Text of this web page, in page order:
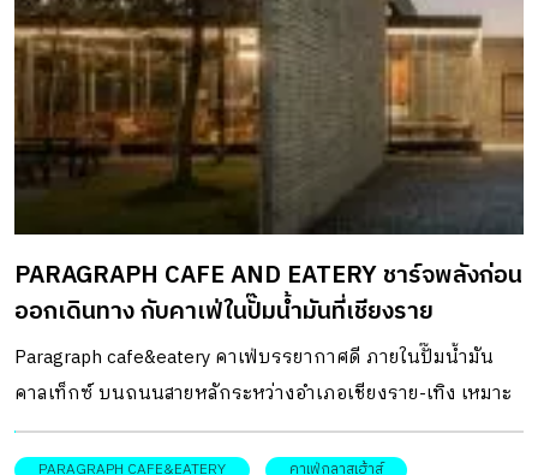
PARAGRAPH CAFE AND EATERY ชาร์จพลังก่อน
ออกเดินทาง กับคาเฟ่ในปั๊มน้ำมันที่เชียงราย
Paragraph cafe&eatery คาเฟ่บรรยากาศดี ภายในปั๊มน้ำมัน
คาลเท็กซ์ บนถนนสายหลักระหว่างอำเภอเชียงราย-เทิง เหมาะ
กับคนที่กำลังเดินทางท่องเที่ยวไปยังจังหวัดเชียงราย แล้วกำลัง
หาจุดแวะพักรถและเปลี่ยนอิริยาบถสบาย ๆ ก่อนเดินทางต่อ
PARAGRAPH CAFE&EATERY คาเฟ่กลาสเฮ้าส์